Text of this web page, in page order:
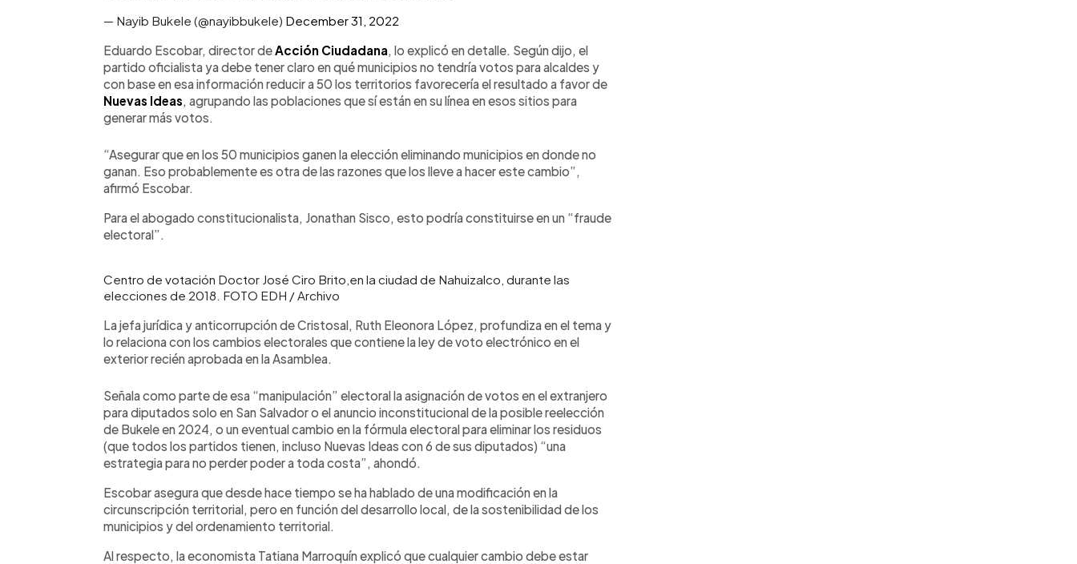
— Nayib Bukele (@nayibbukele) December 31, 2022
Eduardo Escobar, director deAcción Ciudadana, lo explicó en detalle. Según dijo, el
partido oficialista ya debe tener claro en qué municipios no tendría votos para alcaldes y
con base en esa información reducir a 50 los territorios favorecería el resultado a favor de
Nuevas Ideas, agrupando las poblaciones que sí están en su línea en esos sitios para
generar más votos.
“Asegurar que en los 50 municipios ganen la elección eliminando municipios en donde no
ganan. Eso probablemente es otra de las razones que los lleve a hacer este cambio”,
afirmó Escobar.
Para el abogado constitucionalista, Jonathan Sisco, esto podría constituirse en un “fraude
electoral”.
Centro de votación Doctor José Ciro Brito,en la ciudad de Nahuizalco, durante las
elecciones de 2018. FOTO EDH / Archivo
La jefa jurídica y anticorrupción de Cristosal, Ruth Eleonora López, profundiza en el tema y
lo relaciona con los cambios electorales que contiene la ley de voto electrónico en el
exterior recién aprobada en la Asamblea.
Señala como parte de esa “manipulación” electoral la asignación de votos en el extranjero
para diputados solo en San Salvador o el anuncio inconstitucional de la posible reelección
de Bukele en 2024, o un eventual cambio en la fórmula electoral para eliminar los residuos
(que todos los partidos tienen, incluso Nuevas Ideas con 6 de sus diputados) “una
estrategia para no perder poder a toda costa”, ahondó.
Escobar asegura que desde hace tiempo se ha hablado de una modificación en la
circunscripción territorial, pero en función del desarrollo local, de la sostenibilidad de los
municipios y del ordenamiento territorial.
Al respecto, la economista Tatiana Marroquín explicó que cualquier cambio debe estar